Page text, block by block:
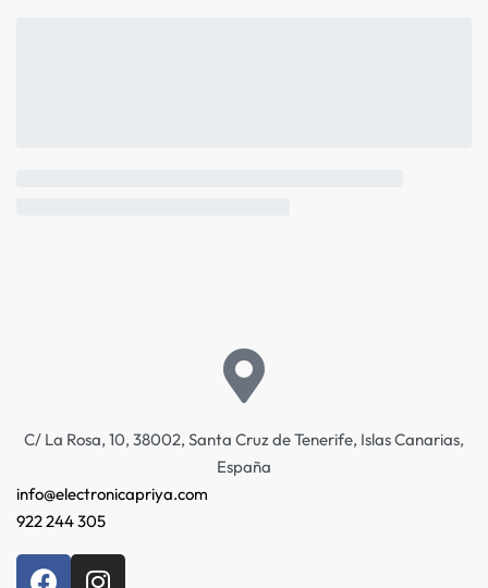
C/ La Rosa, 10, 38002, Santa Cruz de Tenerife, Islas Canarias,
España
info@electronicapriya.com
922 244 305